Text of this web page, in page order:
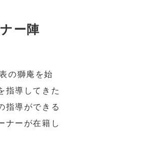
ー陣
の獅庵を始
指導してきた
指導ができる
ナーが在籍し